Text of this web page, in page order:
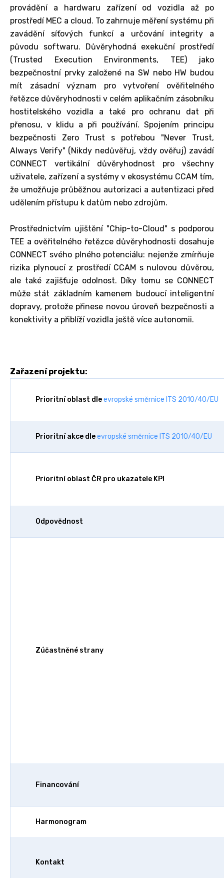
provádění a hardwaru zařízení od vozidla až po
prostředí MEC a cloud. To zahrnuje měření systému při
zavádění síťových funkcí a určování integrity a
původu softwaru. Důvěryhodná exekuční prostředí
(Trusted Execution Environments, TEE) jako
bezpečnostní prvky založené na SW nebo HW budou
mít zásadní význam pro vytvoření ověřitelného
řetězce důvěryhodnosti v celém aplikačním zásobníku
hostitelského vozidla a také pro ochranu dat při
přenosu, v klidu a při používání. Spojením principu
bezpečnosti Zero Trust s potřebou "Never Trust,
Always Verify" (Nikdy nedůvěřuj, vždy ověřuj) zavádí
CONNECT vertikální důvěryhodnost pro všechny
uživatele, zařízení a systémy v ekosystému CCAM tím,
že umožňuje průběžnou autorizaci a autentizaci před
udělením přístupu k datům nebo zdrojům.
Prostřednictvím ujištění "Chip-to-Cloud" s podporou
TEE a ověřitelného řetězce důvěryhodnosti dosahuje
CONNECT svého plného potenciálu: nejenže zmírňuje
rizika plynoucí z prostředí CCAM s nulovou důvěrou,
ale také zajišťuje odolnost. Díky tomu se CONNECT
může stát základním kamenem budoucí inteligentní
dopravy, protože přinese novou úroveň bezpečnosti a
konektivity a přiblíží vozidla ještě více autonomii.
Zařazení projektu:
Prioritní oblast dleevropské směrnice ITS 2010/40/EU
Prioritní akce dleevropské směrnice ITS 2010/40/EU
Prioritní oblast ČR pro ukazatele KPI
Odpovědnost
Zúčastněné strany
Financování
Harmonogram
Kontakt